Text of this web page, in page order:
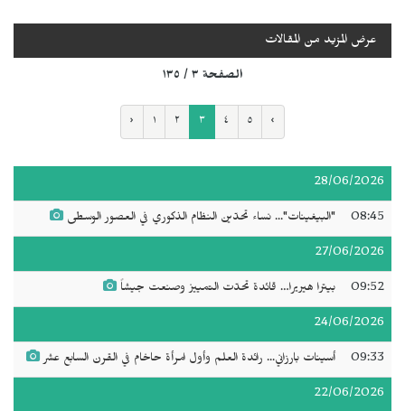
عرض المزيد من المقالات
الصفحة ٣ / ١٣٥
‹ ١ ٢ ٣ ٤ ٥ ›
28/06/2026
08:45 "البيغينات"... نساء تحدّين النظام الذكوري في العصور الوسطى
27/06/2026
09:52 بيترا هيريرا… قائدة تحدّت التمييز وصنعت جيشاً
24/06/2026
09:33 أسينات بارزاني... رائدة العلم وأول امرأة حاخام في القرن السابع عشر
22/06/2026